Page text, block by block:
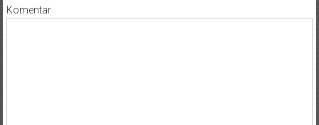
Komentar